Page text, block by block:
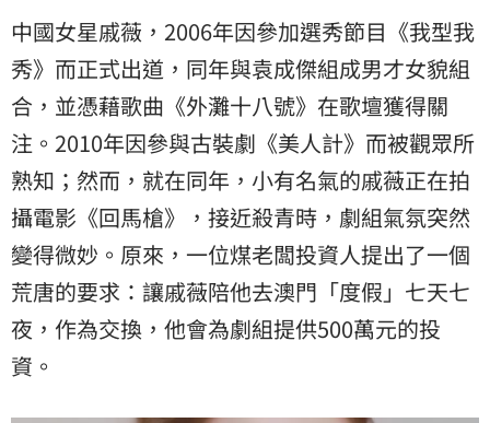
中國女星戚薇，2006年因參加選秀節目《我型我
秀》而正式出道，同年與袁成傑組成男才女貌組
合，並憑藉歌曲《外灘十八號》在歌壇獲得關
注。2010年因參與古裝劇《美人計》而被觀眾所
熟知；然而，就在同年，小有名氣的戚薇正在拍
攝電影《回馬槍》，接近殺青時，劇組氣氛突然
變得微妙。原來，一位煤老闆投資人提出了一個
荒唐的要求：讓戚薇陪他去澳門「度假」七天七
夜，作為交換，他會為劇組提供500萬元的投
資。